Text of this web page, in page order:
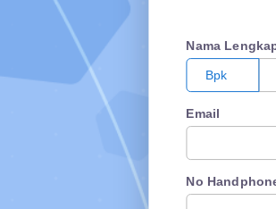
Nama
Bpk
Email
No